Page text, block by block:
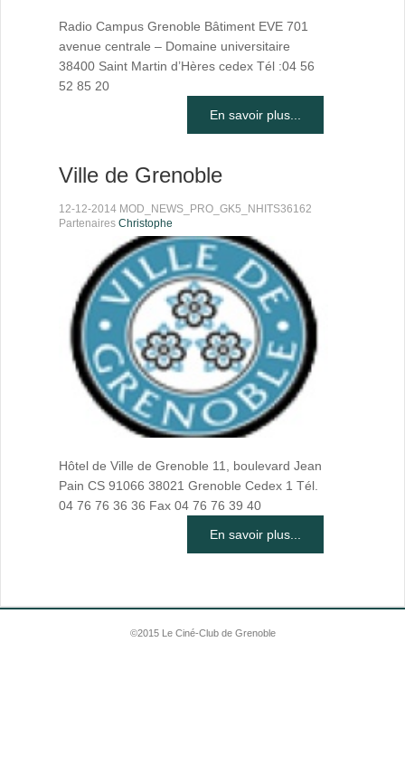
Radio Campus Grenoble Bâtiment EVE 701
avenue centrale – Domaine universitaire
38400 Saint Martin d’Hères cedex Tél :04 56
52 85 20
En savoir plus...
Ville de Grenoble
12-12-2014 MOD_NEWS_PRO_GK5_NHITS36162
Partenaires Christophe
Hôtel de Ville de Grenoble 11, boulevard Jean
Pain CS 91066 38021 Grenoble Cedex 1 Tél.
04 76 76 36 36 Fax 04 76 76 39 40
En savoir plus...
©2015 Le Ciné-Club de Grenoble